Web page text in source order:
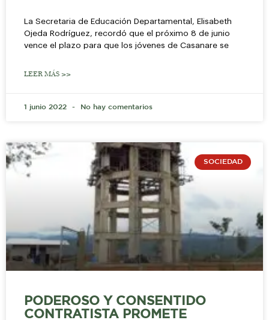
La Secretaria de Educación Departamental, Elisabeth
Ojeda Rodríguez, recordó que el próximo 8 de junio
vence el plazo para que los jóvenes de Casanare se
LEER MÁS >>
1 junio 2022 No hay comentarios
SOCIEDAD
PODEROSO Y CONSENTIDO
CONTRATISTA PROMETE